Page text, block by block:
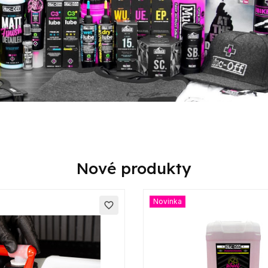
Nové produkty
favorite_border Novinka